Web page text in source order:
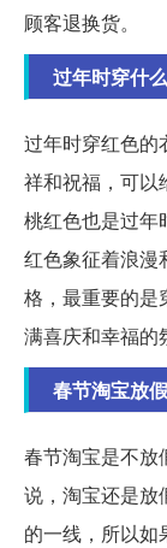
顾客退换货。
过年时穿什
过年时穿红色的
祥和祝福，可以
桃红色也是过年
红色象征着浪漫
格，最重要的是
满喜庆和幸福的
春节淘宝放
春节淘宝是不放
说，淘宝还是放
的一线，所以如